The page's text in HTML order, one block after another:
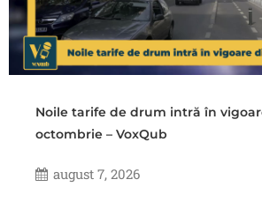
Noile tarife de drum intră în
octombrie – VoxQub
august 7, 2026